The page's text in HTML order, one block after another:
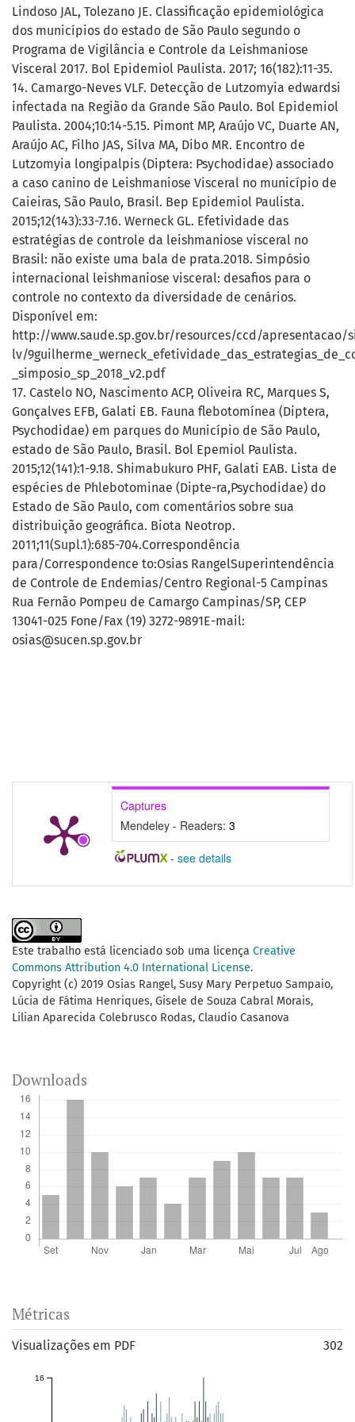
Captures
Mendeley - Readers: 3
- see details
Lindoso JAL, Tolezano JE. Classificação epidemiológica
dos municípios do estado de São Paulo segundo o
Programa de Vigilância e Controle da Leishmaniose
Visceral 2017. Bol Epidemiol Paulista. 2017; 16(182):11-35.
14. Camargo-Neves VLF. Detecção de Lutzomyia edwardsi
infectada na Região da Grande São Paulo. Bol Epidemiol
Paulista. 2004;10:14-5.15. Pimont MP, Araújo VC, Duarte AN,
Araújo AC, Filho JAS, Silva MA, Dibo MR. Encontro de
Lutzomyia longipalpis (Diptera: Psychodidae) associado
a caso canino de Leishmaniose Visceral no município de
Caieiras, São Paulo, Brasil. Bep Epidemiol Paulista.
2015;12(143):33-7.16. Werneck GL. Efetividade das
estratégias de controle da leishmaniose visceral no
Brasil: não existe uma bala de prata.2018. Simpósio
internacional leishmaniose visceral: desafios para o
controle no contexto da diversidade de cenários.
Disponível em:
http://www.saude.sp.gov.br/resources/ccd/apresentacao/
lv/
_simposio_sp_2018_v2.pdf
17. Castelo NO, Nascimento ACP, Oliveira RC, Marques S,
Gonçalves EFB, Galati EB. Fauna flebotomínea (Diptera,
Psychodidae) em parques do Município de São Paulo,
estado de São Paulo, Brasil. Bol Epemiol Paulista.
2015;12(141):1-9.18. Shimabukuro PHF, Galati EAB. Lista de
espécies de Phlebotominae (Dipte-ra,Psychodidae) do
Estado de São Paulo, com comentários sobre sua
distribuição geográfica. Biota Neotrop.
2011;11(Supl.1):685-704.Correspondência
para/Correspondence to:Osias RangelSuperintendência
de Controle de Endemias/Centro Regional-5 Campinas
Rua Fernão Pompeu de Camargo Campinas/SP, CEP
13041-025 Fone/Fax (19) 3272-9891E-mail:
osias@sucen.sp.gov.br
Este trabalho está licenciado sob uma licença Creative
Commons Attribution 4.0 International License.
Copyright (c) 2019 Osias Rangel, Susy Mary Perpetuo Sampaio,
Lúcia de Fátima Henriques, Gisele de Souza Cabral Morais,
Lilian Aparecida Colebrusco Rodas, Claudio Casanova
Downloads
Métricas
Visualizações em PDF 302
16